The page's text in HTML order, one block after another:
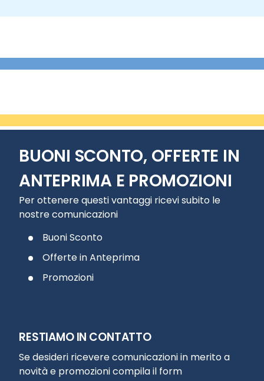
BUONI SCONTO, OFFERTE IN
ANTEPRIMA E PROMOZIONI
Per ottenere questi vantaggi ricevi subito le
nostre comunicazioni
Buoni Sconto
Offerte in Anteprima
Promozioni
RESTIAMO IN CONTATTO
Se desideri ricevere comunicazioni in merito a
novità e promozioni compila il form